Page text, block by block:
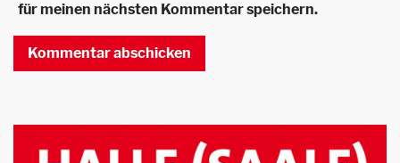
für meinen nächsten Kommentar speichern.